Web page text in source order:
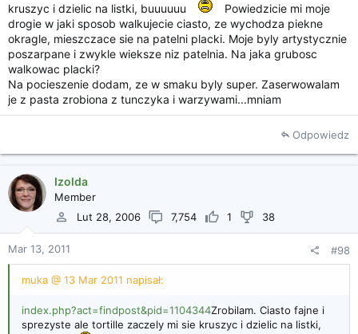
kruszyc i dzielic na listki, buuuuuu
Powiedzicie mi moje
drogie w jaki sposob walkujecie ciasto, ze wychodza piekne
okragle, mieszczace sie na patelni placki. Moje byly artystycznie
poszarpane i zwykle wieksze niz patelnia. Na jaka grubosc
walkowac placki?
Na pocieszenie dodam, ze w smaku byly super. Zaserwowalam
je z pasta zrobiona z tunczyka i warzywami...mniam
Odpowiedz
Izolda
Member
Lut 28, 2006
7,754 1 38
Mar 13, 2011 #98
muka @ 13 Mar 2011 napisał:
index.php?act=findpost&pid=1104344Zrobilam. Ciasto fajne i
sprezyste ale tortille zaczely mi sie kruszyc i dzielic na listki,